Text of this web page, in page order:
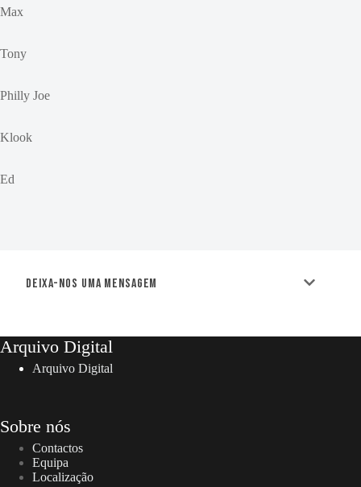
Max
Tony
Philly Joe
Klook
Ed
Deixa-nos uma mensagem
Arquivo Digital
Arquivo Digital
Sobre nós
Contactos
Equipa
Localização